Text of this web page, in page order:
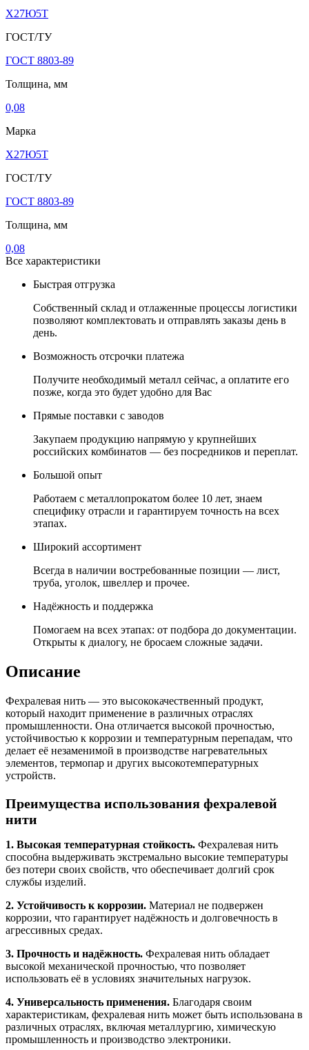
Х27Ю5Т
ГОСТ/ТУ
ГОСТ 8803-89
Толщина, мм
0,08
Марка
Х27Ю5Т
ГОСТ/ТУ
ГОСТ 8803-89
Толщина, мм
0,08
Все характеристики
Быстрая отгрузка
Собственный склад и отлаженные процессы логистики
позволяют комплектовать и отправлять заказы день в
день.
Возможность отсрочки платежа
Получите необходимый металл сейчас, а оплатите его
позже, когда это будет удобно для Вас
Прямые поставки с заводов
Закупаем продукцию напрямую у крупнейших
российских комбинатов — без посредников и переплат.
Большой опыт
Работаем с металлопрокатом более 10 лет, знаем
специфику отрасли и гарантируем точность на всех
этапах.
Широкий ассортимент
Всегда в наличии востребованные позиции — лист,
труба, уголок, швеллер и прочее.
Надёжность и поддержка
Помогаем на всех этапах: от подбора до документации.
Открыты к диалогу, не бросаем сложные задачи.
Описание
Фехралевая нить — это высококачественный продукт,
который находит применение в различных отраслях
промышленности. Она отличается высокой прочностью,
устойчивостью к коррозии и температурным перепадам, что
делает её незаменимой в производстве нагревательных
элементов, термопар и других высокотемпературных
устройств.
Преимущества использования фехралевой
нити
1. Высокая температурная стойкость. Фехралевая нить
способна выдерживать экстремально высокие температуры
без потери своих свойств, что обеспечивает долгий срок
службы изделий.
2. Устойчивость к коррозии. Материал не подвержен
коррозии, что гарантирует надёжность и долговечность в
агрессивных средах.
3. Прочность и надёжность. Фехралевая нить обладает
высокой механической прочностью, что позволяет
использовать её в условиях значительных нагрузок.
4. Универсальность применения. Благодаря своим
характеристикам, фехралевая нить может быть использована в
различных отраслях, включая металлургию, химическую
промышленность и производство электроники.